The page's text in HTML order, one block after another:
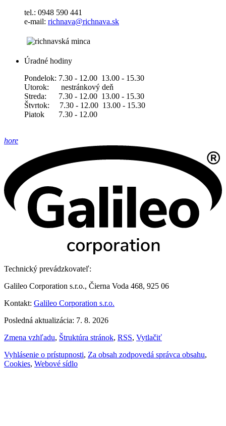
tel.: 0948 590 441
e-mail: richnava@richnava.sk
Úradné hodiny
Pondelok: 7.30 - 12.00 13.00 - 15.30
Utorok: nestránkový deň
Streda: 7.30 - 12.00 13.00 - 15.30
Štvrtok: 7.30 - 12.00 13.00 - 15.30
Piatok 7.30 - 12.00
hore
Technický prevádzkovateľ:
Galileo Corporation s.r.o., Čierna Voda 468, 925 06
Kontakt: Galileo Corporation s.r.o.
Posledná aktualizácia: 7. 8. 2026
Zmena vzhľadu, Štruktúra stránok, RSS, Vytlačiť
Vyhlásenie o prístupnosti, Za obsah zodpovedá správca obsahu,
Cookies, Webové sídlo